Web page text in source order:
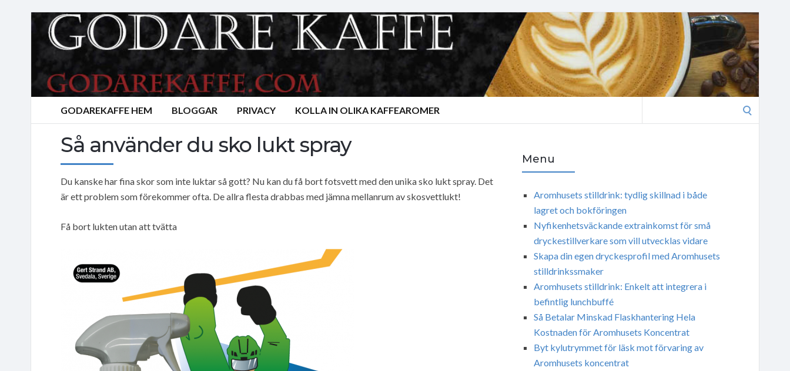
GODAREKAFFE HEM BLOGGAR PRIVACY KOLLA IN OLIKA KAFFEAROMER
Så använder du sko lukt spray
Du kanske har fina skor som inte luktar så gott? Nu kan du få bort fotsvett med den unika sko lukt spray. Det
är ett problem som förekommer ofta. De allra flesta drabbas med jämna mellanrum av skosvettlukt!
Få bort lukten utan att tvätta
Menu
Aromhusets stilldrink: tydlig skillnad i både
lagret och bokföringen
Nyfikenhetsväckande extrainkomst för små
dryckestillverkare som vill utvecklas vidare
Skapa din egen dryckesprofil med Aromhusets
stilldrinkssmaker
Aromhusets stilldrink: Enkelt att integrera i
befintlig lunchbuffé
Så Betalar Minskad Flaskhantering Hela
Kostnaden för Aromhusets Koncentrat
Byt kylutrymmet för läsk mot förvaring av
Aromhusets koncentrat